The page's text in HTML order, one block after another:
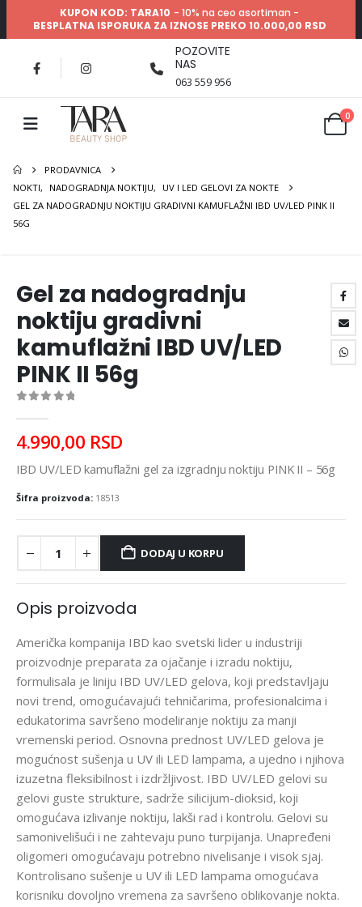
KUPON KOD: TARA10 - 10% na ceo asortiman -
BESPLATNA ISPORUKA ZA IZNOSE PREKO 10.000,00 RSD
POZOVITE
NAS
063 559 956
0
PRODAVNICA
NOKTI, NADOGRADNJA NOKTIJU,
UV I LED GELOVI ZA NOKTE
GEL ZA NADOGRADNJU NOKTIJU GRADIVNI KAMUFLAŽNI IBD UV/LED PINK II
56G
Gel za nadogradnju
noktiju gradivni
kamuflažni IBD UV/LED
PINK II 56g
4.990,00 RSD
IBD UV/LED kamuflažni gel za izgradnju noktiju PINK II – 56g
Šifra proizvoda: 18513
DODAJ U KORPU
Opis proizvoda
Američka kompanija IBD kao svetski lider u industriji
proizvodnje preparata za ojačanje i izradu noktiju,
formulisala je liniju IBD UV/LED gelova, koji predstavljaju
novi trend, omogućavajući tehničarima, profesionalcima i
edukatorima savršeno modeliranje noktiju za manji
vremenski period. Osnovna prednost UV/LED gelova je
mogućnost sušenja u UV ili LED lampama, a ujedno i njihova
izuzetna fleksibilnost i izdržljivost. IBD UV/LED gelovi su
gelovi guste strukture, sadrže silicijum-dioksid, koji
omogućava izlivanje noktiju, lakši rad i kontrolu. Gelovi su
samonivelišući i ne zahtevaju puno turpijanja. Unapređeni
oligomeri omogućavaju potrebno nivelisanje i visok sjaj.
Kontrolisano sušenje u UV ili LED lampama omogućava
korisniku dovoljno vremena za savršeno oblikovanje nokta.